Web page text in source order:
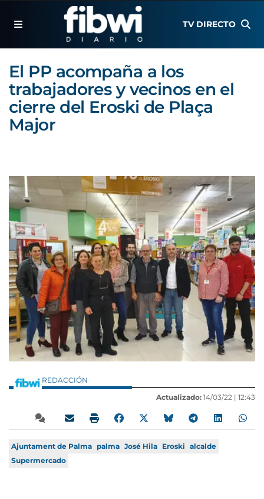
TV DIRECTO
El PP acompaña a los
trabajadores y vecinos en el
cierre del Eroski de Plaça
Major
REDACCIÓN
Actualizado: 14/03/22 | 12:43
Ajuntament de Palma palma José Hila Eroski alcalde
Supermercado